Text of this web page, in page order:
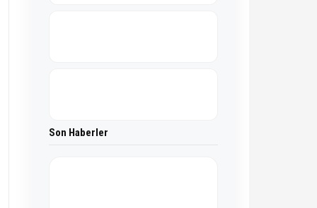
Son Haberler